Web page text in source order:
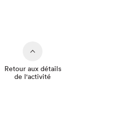
Retour aux détails
de l'activité